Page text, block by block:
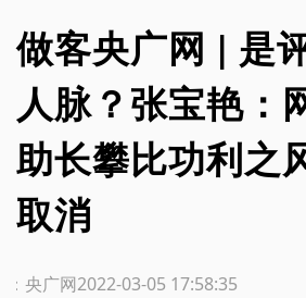
做客央广网 | 是
人脉？张宝艳：
助长攀比功利之
取消
2022-03-05 17:58:35
：央广网